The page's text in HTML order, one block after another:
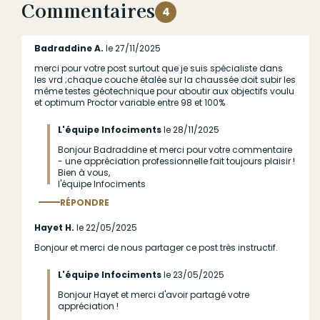
Commentaires 4
Badraddine A. le 27/11/2025
merci pour votre post surtout que je suis spécialiste dans
les vrd ;chaque couche étalée sur la chaussée doit subir les
même testes géotechnique pour aboutir aux objectifs voulu
et optimum Proctor variable entre 98 et 100%
L'équipe Infocimentsle 28/11/2025
En
réponse
à
(sans
sujet)
par
(non
vérifié)
Bonjour Badraddine et merci pour votre commentaire
- une appréciation professionnelle fait toujours plaisir !
Bien à vous,
l'équipe Infociments
Répondreau commentaire
RÉPONDRE
Hayet H. le 22/05/2025
Bonjour et merci de nous partager ce post très instructif.
L'équipe Infocimentsle 23/05/2025
En
réponse
Bonjour Hayet et merci d'avoir partagé votre
appréciation !